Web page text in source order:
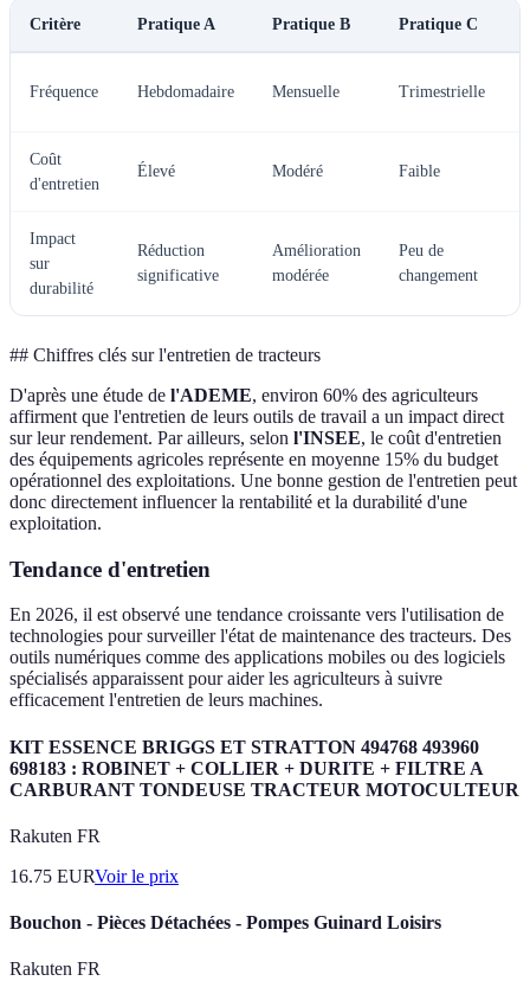
Critère Pratique A Pratique B Pratique C
Fréquence Hebdomadaire Mensuelle Trimestrielle
Coût
d'entretien
Élevé Modéré Faible
Impact
sur
durabilité
Réduction
significative
Amélioration
modérée
Peu de
changement
## Chiffres clés sur l'entretien de tracteurs
D'après une étude de l'ADEME, environ 60% des agriculteurs
affirment que l'entretien de leurs outils de travail a un impact direct
sur leur rendement. Par ailleurs, selon l'INSEE, le coût d'entretien
des équipements agricoles représente en moyenne 15% du budget
opérationnel des exploitations. Une bonne gestion de l'entretien peut
donc directement influencer la rentabilité et la durabilité d'une
exploitation.
Tendance d'entretien
En 2026, il est observé une tendance croissante vers l'utilisation de
technologies pour surveiller l'état de maintenance des tracteurs. Des
outils numériques comme des applications mobiles ou des logiciels
spécialisés apparaissent pour aider les agriculteurs à suivre
efficacement l'entretien de leurs machines.
KIT ESSENCE BRIGGS ET STRATTON 494768 493960
698183 : ROBINET + COLLIER + DURITE + FILTRE A
CARBURANT TONDEUSE TRACTEUR MOTOCULTEUR
Rakuten FR
16.75 EURVoir le prix
Bouchon - Pièces Détachées - Pompes Guinard Loisirs
Rakuten FR